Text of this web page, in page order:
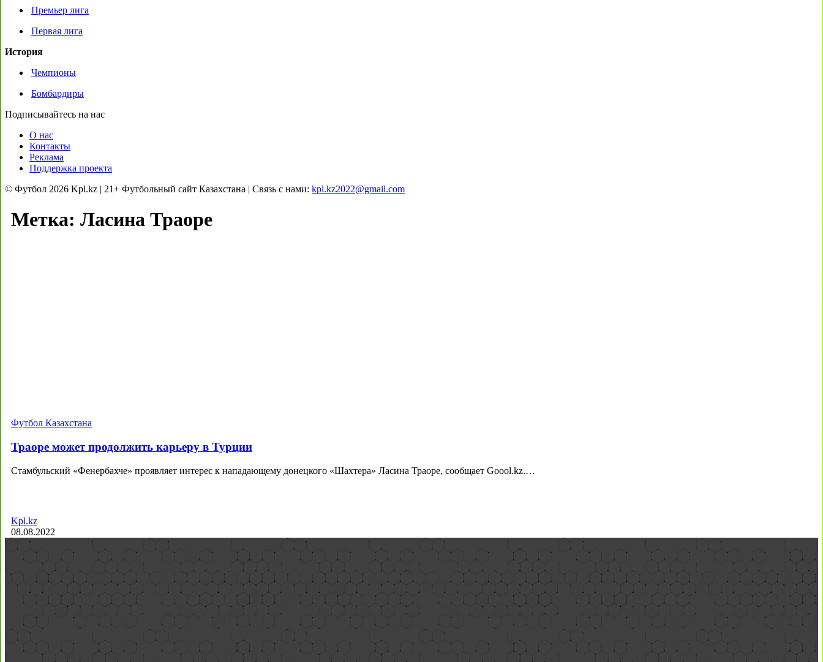
Премьер лига
Первая лига
История
Чемпионы
Бомбардиры
Подписывайтесь на нас
О нас
Контакты
Реклама
Поддержка проекта
© Футбол 2026 Kpl.kz | 21+ Футбольный сайт Казахстана | Связь с нами: kpl.kz2022@gmail.com
Метка: Ласина Траоре
Футбол Казахстана
Траоре может продолжить карьеру в Турции
Стамбульский «Фенербахче» проявляет интерес к нападающему донецкого «Шахтера» Ласина Траоре, сообщает Goool.kz.…
Kpl.kz
08.08.2022